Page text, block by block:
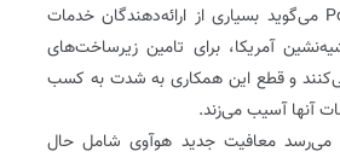
وب‌سایت خبری Politico می‌گوید بسیاری از ارائه‌دهندگان خدمات
آمریکا، برای تامین زیرساخت‌های
و قطع این همکاری به شدت به کسب
آنها آسیب می‌زند.
می‌رسد معافیت جدید هوآوی شامل حال